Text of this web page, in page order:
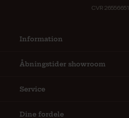
CVR 26556651
Information
Åbningstider showroom
Service
Dine fordele